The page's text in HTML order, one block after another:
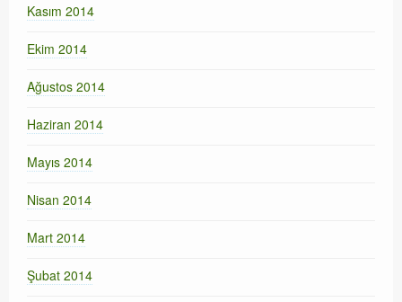
Kasım 2014
Ekim 2014
Ağustos 2014
Haziran 2014
Mayıs 2014
Nisan 2014
Mart 2014
Şubat 2014